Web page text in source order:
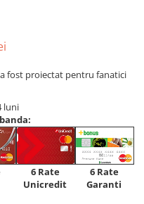
fost proiectat pentru fanatici
luni
6 Rate
Unicredit
6 Rate
Garanti